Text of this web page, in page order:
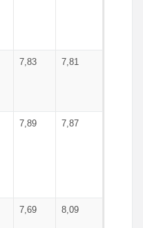
7,83 7,81
7,89 7,87
7,69 8,09